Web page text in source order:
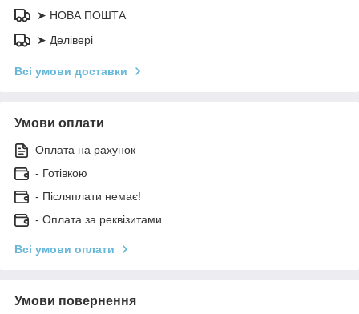
➤ НОВА ПОШТА
➤ Делівері
Всі умови доставки
Умови оплати
Оплата на рахунок
- Готівкою
- Післяплати немає!
- Оплата за реквізитами
Всі умови оплати
Умови повернення